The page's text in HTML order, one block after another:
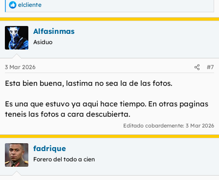
R
e
a
c
c
i
e
:
elcliente
Alfasinmas
Asiduo
3 Mar 2026 #7
Esta bien buena, lastima no sea la de las fotos.
Es una que estuvo ya aqui hace tiempo. En otras paginas
teneis las fotos a cara descubierta.
Editado cobardemente: 3 Mar 2026
fadrique
Forero del todo a cien